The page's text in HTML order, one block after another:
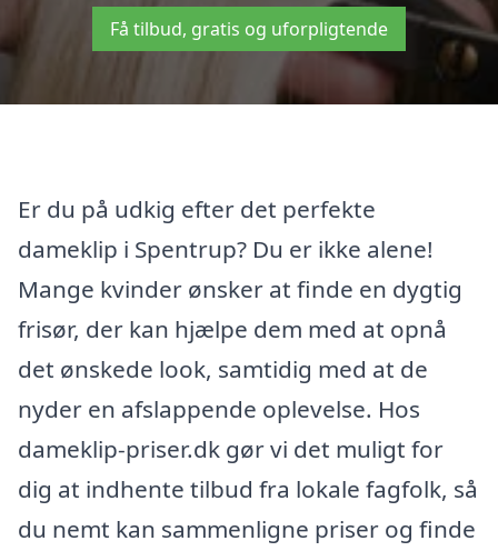
Få tilbud, gratis og uforpligtende
Er du på udkig efter det perfekte
dameklip i Spentrup? Du er ikke alene!
Mange kvinder ønsker at finde en dygtig
frisør, der kan hjælpe dem med at opnå
det ønskede look, samtidig med at de
nyder en afslappende oplevelse. Hos
dameklip-priser.dk gør vi det muligt for
dig at indhente tilbud fra lokale fagfolk, så
du nemt kan sammenligne priser og finde